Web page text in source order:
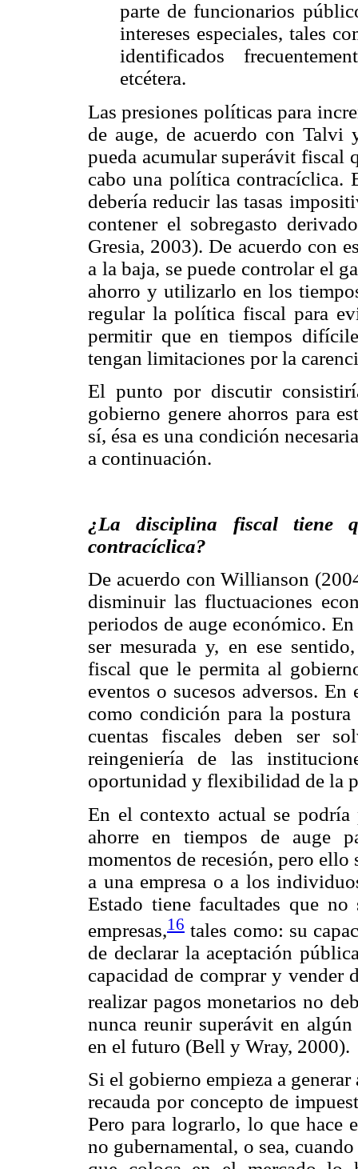
parte de funcionarios
intereses especiales, tales
identificados
etcétera.
Las presiones políticas para
de auge, de acuerdo con
pueda acumular superávit fiscal
cabo una política contracíclica.
debería reducir las tasas
contener el sobregasto
Gresia, 2003). De acuerdo con
a la baja, se puede controlar el
ahorro y utilizarlo en los
regular la política fiscal para
permitir que en tiempos
tengan limitaciones por la
El punto por discutir
gobierno genere ahorros para
sí, ésa es una condición
a continuación.
¿La disciplina fiscal tiene
contracíclica?
De acuerdo con Willianson
disminuir las fluctuaciones
periodos de auge económico.
ser mesurada y, en ese
fiscal que le permita al
eventos o sucesos adversos.
como condición para la
cuentas fiscales deben ser
reingeniería de las
oportunidad y flexibilidad de la
En el contexto actual se podría
ahorre en tiempos de auge
momentos de recesión, pero ello
a una empresa o a los
Estado tiene facultades que
empresas,16 tales como: su
de declarar la aceptación
capacidad de comprar y vender
realizar pagos monetarios no
nunca reunir superávit en
en el futuro (Bell y Wray, 2000).
Si el gobierno empieza a
recauda por concepto de
Pero para lograrlo, lo que hace
no gubernamental, o sea,